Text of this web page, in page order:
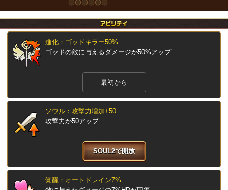
進化：ゴッドキラー50%
ゴッドの敵に与えるダメージが50%アップ
最初から
ソウル：攻撃力増加+50
攻撃力が50アップ
SOUL2で開放
覚醒：オートドレイン7%